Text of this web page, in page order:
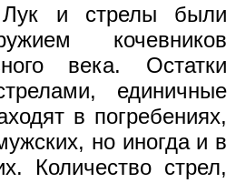
и стрелы были
кочевников
века. Остатки
единичные
в погребениях,
но иногда и в
Количество стрел,